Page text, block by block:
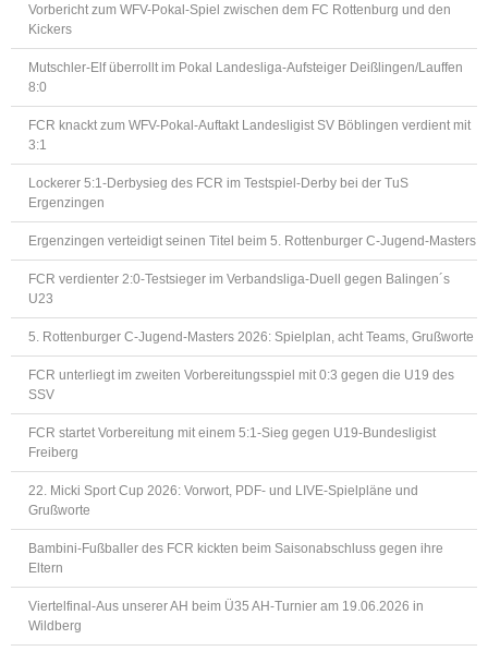
Vorbericht zum WFV-Pokal-Spiel zwischen dem FC Rottenburg und den
Kickers
Mutschler-Elf überrollt im Pokal Landesliga-Aufsteiger Deißlingen/Lauffen
8:0
FCR knackt zum WFV-Pokal-Auftakt Landesligist SV Böblingen verdient mit
3:1
Lockerer 5:1-Derbysieg des FCR im Testspiel-Derby bei der TuS
Ergenzingen
Ergenzingen verteidigt seinen Titel beim 5. Rottenburger C-Jugend-Masters
FCR verdienter 2:0-Testsieger im Verbandsliga-Duell gegen Balingen´s
U23
5. Rottenburger C-Jugend-Masters 2026: Spielplan, acht Teams, Grußworte
FCR unterliegt im zweiten Vorbereitungsspiel mit 0:3 gegen die U19 des
SSV
FCR startet Vorbereitung mit einem 5:1-Sieg gegen U19-Bundesligist
Freiberg
22. Micki Sport Cup 2026: Vorwort, PDF- und LIVE-Spielpläne und
Grußworte
Bambini-Fußballer des FCR kickten beim Saisonabschluss gegen ihre
Eltern
Viertelfinal-Aus unserer AH beim Ü35 AH-Turnier am 19.06.2026 in
Wildberg